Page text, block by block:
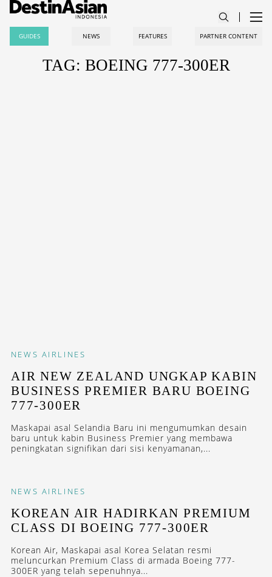
GUIDES NEWS FEATURES PARTNER CONTENT
TAG: BOEING 777-300ER
NEWS AIRLINES
AIR NEW ZEALAND UNGKAP KABIN
BUSINESS PREMIER BARU BOEING
777-300ER
Maskapai asal Selandia Baru ini mengumumkan desain
baru untuk kabin Business Premier yang membawa
peningkatan signifikan dari sisi kenyamanan,...
NEWS AIRLINES
KOREAN AIR HADIRKAN PREMIUM
CLASS DI BOEING 777-300ER
Korean Air, Maskapai asal Korea Selatan resmi
meluncurkan Premium Class di armada Boeing 777-
300ER yang telah sepenuhnya...